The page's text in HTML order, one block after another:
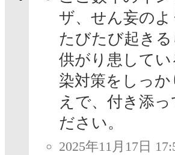
ザ、せん妄の
たびたび起き
供がり患して
染対策をしっか
えで、付き添っ
ださい。
2025年11月17日